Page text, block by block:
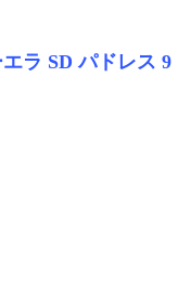
ラ SD パドレス 9